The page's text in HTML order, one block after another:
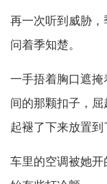
再一次听到威胁
问着季知楚。
一手捂着胸口遮
间的那颗扣子，
起褪了下来放置到
车里的空调被她